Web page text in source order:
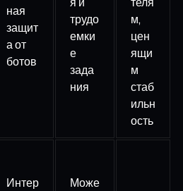
ная
защит
а от
ботов
трудо
емки
е
зада
ния
м,
цен
ящи
м
стаб
ильн
ость
Интер
Може